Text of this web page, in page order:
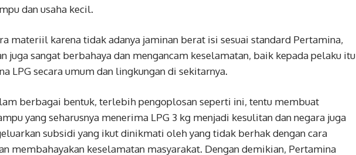
dan usaha kecil.
materiil karena tidak adanya jaminan berat isi sesuai standard Pertamina,
juga sangat berbahaya dan mengancam keselamatan, baik kepada pelaku itu
LPG secara umum dan lingkungan di sekitarnya.
berbagai bentuk, terlebih pengoplosan seperti ini, tentu membuat
yang seharusnya menerima LPG 3 kg menjadi kesulitan dan negara juga
subsidi yang ikut dinikmati oleh yang tidak berhak dengan cara
membahayakan keselamatan masyarakat. Dengan demikian, Pertamina